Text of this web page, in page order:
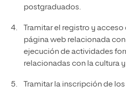
postgraduados.
Tramitar el registro y
página web relacionada
ejecución de actividades
relacionadas con la cultura
Tramitar la inscripción de